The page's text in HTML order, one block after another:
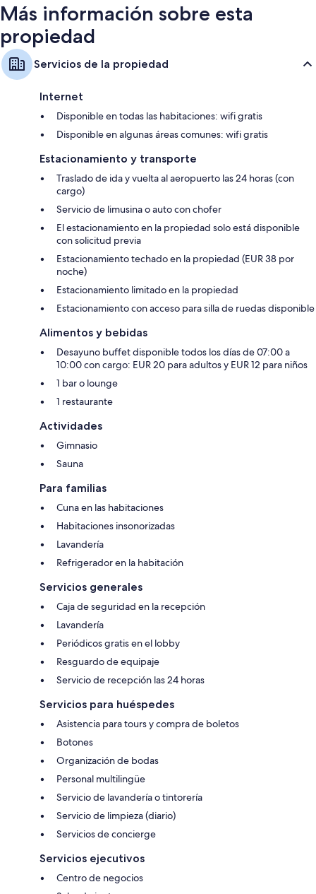
Más información sobre esta
propiedad
Servicios de la propiedad
Internet
Disponible en todas las habitaciones: wifi gratis
Disponible en algunas áreas comunes: wifi gratis
Estacionamiento y transporte
Traslado de ida y vuelta al aeropuerto las 24 horas (con
cargo)
Servicio de limusina o auto con chofer
El estacionamiento en la propiedad solo está disponible
con solicitud previa
Estacionamiento techado en la propiedad (EUR 38 por
noche)
Estacionamiento limitado en la propiedad
Estacionamiento con acceso para silla de ruedas disponible
Alimentos y bebidas
Desayuno buffet disponible todos los días de 07:00 a
10:00 con cargo: EUR 20 para adultos y EUR 12 para niños
1 bar o lounge
1 restaurante
Actividades
Gimnasio
Sauna
Para familias
Cuna en las habitaciones
Habitaciones insonorizadas
Lavandería
Refrigerador en la habitación
Servicios generales
Caja de seguridad en la recepción
Lavandería
Periódicos gratis en el lobby
Resguardo de equipaje
Servicio de recepción las 24 horas
Servicios para huéspedes
Asistencia para tours y compra de boletos
Botones
Organización de bodas
Personal multilingüe
Servicio de lavandería o tintorería
Servicio de limpieza (diario)
Servicios de concierge
Servicios ejecutivos
Centro de negocios